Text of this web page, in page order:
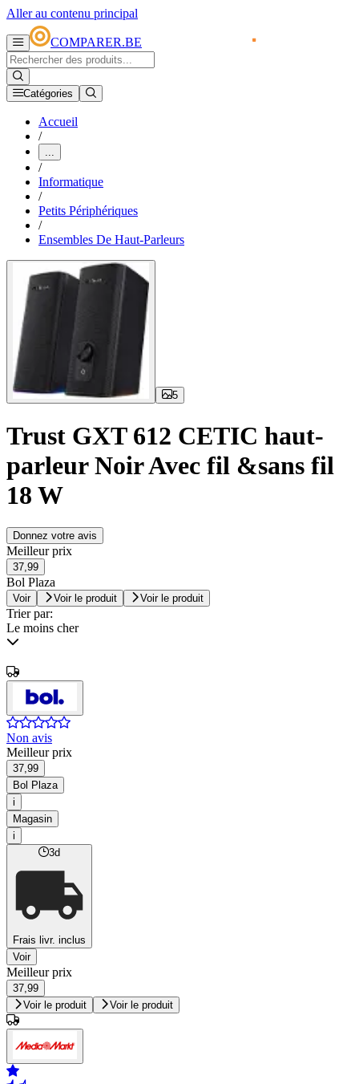
Aller au contenu principal
COMPARER.BE
Catégories
Accueil
/
...
/
Informatique
/
Petits Périphériques
/
Ensembles De Haut-Parleurs
5
Trust GXT 612 CETIC haut-
parleur Noir Avec fil &sans fil
18 W
Donnez votre avis
Meilleur prix
37,99
Bol Plaza
Voir Voir le produit Voir le produit
Trier par:
Le moins cher
Non avis
Meilleur prix
37,99
Bol Plaza
i
Magasin
i
3d
Frais livr. inclus
Voir
Meilleur prix
37,99
Voir le produit
Voir le produit